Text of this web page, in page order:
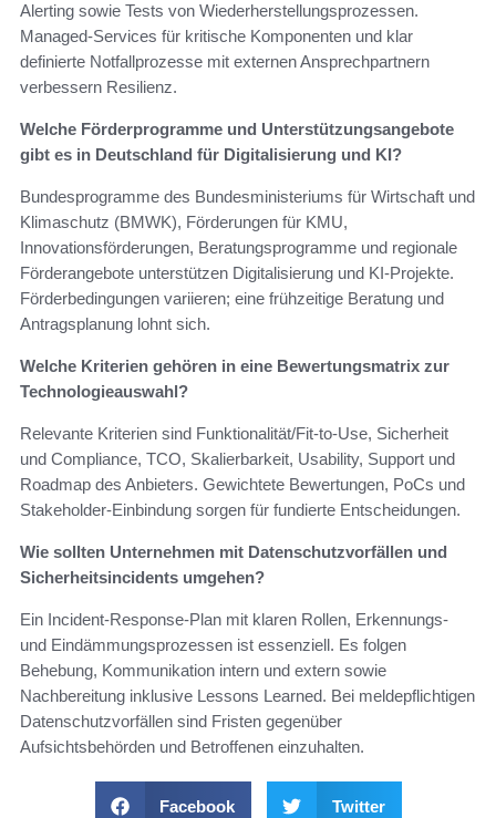
Alerting sowie Tests von Wiederherstellungsprozessen.
Managed-Services für kritische Komponenten und klar
definierte Notfallprozesse mit externen Ansprechpartnern
verbessern Resilienz.
Welche Förderprogramme und Unterstützungsangebote
gibt es in Deutschland für Digitalisierung und KI?
Bundesprogramme des Bundesministeriums für Wirtschaft und
Klimaschutz (BMWK), Förderungen für KMU,
Innovationsförderungen, Beratungsprogramme und regionale
Förderangebote unterstützen Digitalisierung und KI-Projekte.
Förderbedingungen variieren; eine frühzeitige Beratung und
Antragsplanung lohnt sich.
Welche Kriterien gehören in eine Bewertungsmatrix zur
Technologieauswahl?
Relevante Kriterien sind Funktionalität/Fit-to-Use, Sicherheit
und Compliance, TCO, Skalierbarkeit, Usability, Support und
Roadmap des Anbieters. Gewichtete Bewertungen, PoCs und
Stakeholder-Einbindung sorgen für fundierte Entscheidungen.
Wie sollten Unternehmen mit Datenschutzvorfällen und
Sicherheitsincidents umgehen?
Ein Incident-Response-Plan mit klaren Rollen, Erkennungs-
und Eindämmungsprozessen ist essenziell. Es folgen
Behebung, Kommunikation intern und extern sowie
Nachbereitung inklusive Lessons Learned. Bei meldepflichtigen
Datenschutzvorfällen sind Fristen gegenüber
Aufsichtsbehörden und Betroffenen einzuhalten.
Facebook Twitter